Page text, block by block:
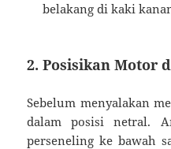
belakang di kaki
2.Posisikan Motor
Sebelum menyalakan
dalam posisi netral.
perseneling ke bawah